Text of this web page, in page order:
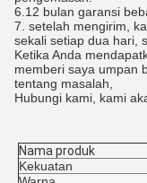
6.12 bulan garansi
7. setelah mengirim,
sekali setiap dua hari,
Ketika Anda
memberi saya umpan
tentang masalah,
Hubungi kami, kami
Nama produk
Kekuatan